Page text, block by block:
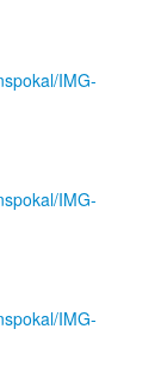
IMG-
IMG-
IMG-